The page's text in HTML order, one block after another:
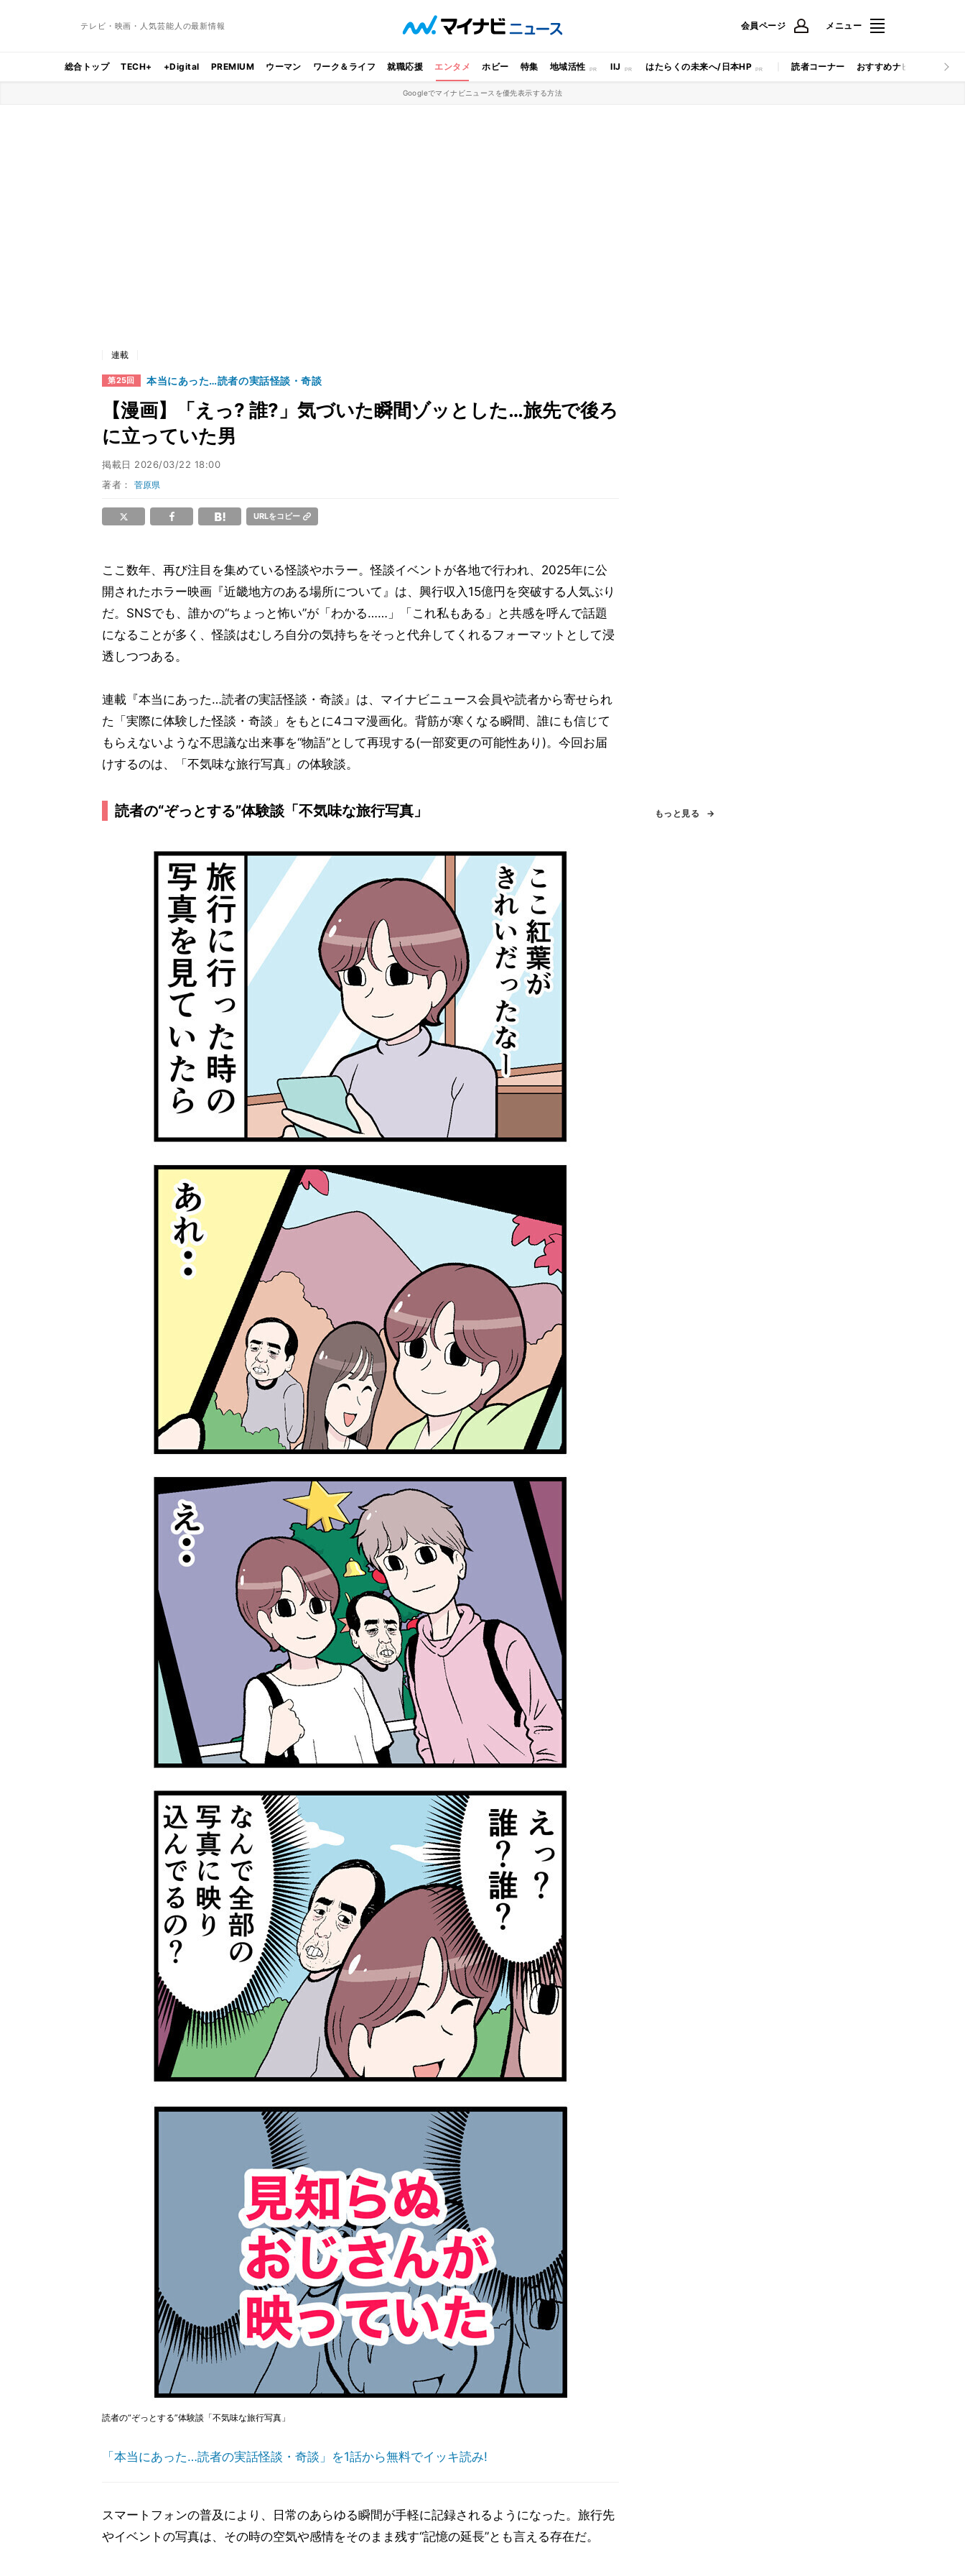
テレビ・映画・人気芸能人の最新情報 会員ページ メニュー
総合トップ TECH+ +Digital PREMIUM ウーマン ワーク＆ライフ 就職応援 エンタメ ホビー 特集 地域活性 IIJ はたらくの未来へ/日本HP 読者コーナー おすすめナビ マイナビ
Googleでマイナビニュースを優先表示する方法
連載
第25回 本当にあった…読者の実話怪談・奇談
【漫画】「えっ? 誰?」気づいた瞬間ゾッとした…旅先で後ろ
に立っていた男
掲載日 2026/03/22 18:00
著者：菅原県
URLをコピー
ここ数年、再び注目を集めている怪談やホラー。怪談イベントが各地で行われ、2025年に公
開されたホラー映画『近畿地方のある場所について』は、興行収入15億円を突破する人気ぶり
だ。SNSでも、誰かの“ちょっと怖い”が「わかる……」「これ私もある」と共感を呼んで話題
になることが多く、怪談はむしろ自分の気持ちをそっと代弁してくれるフォーマットとして浸
透しつつある。
連載『本当にあった…読者の実話怪談・奇談』は、マイナビニュース会員や読者から寄せられ
た「実際に体験した怪談・奇談」をもとに4コマ漫画化。背筋が寒くなる瞬間、誰にも信じて
もらえないような不思議な出来事を“物語”として再現する(一部変更の可能性あり)。今回お届
けするのは、「不気味な旅行写真」の体験談。
読者の“ぞっとする”体験談「不気味な旅行写真」
読者の“ぞっとする”体験談「不気味な旅行写真」
「本当にあった…読者の実話怪談・奇談」を1話から無料でイッキ読み!
スマートフォンの普及により、日常のあらゆる瞬間が手軽に記録されるようになった。旅行先
やイベントの写真は、その時の空気や感情をそのまま残す“記憶の延長”とも言える存在だ。
もっと見る